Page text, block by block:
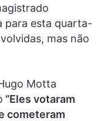
para esta quarta-
mas não
Motta
“Eles votaram
cometeram